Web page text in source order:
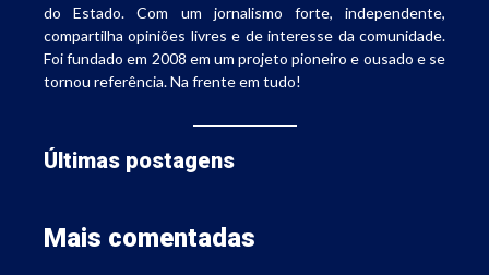
do Estado. Com um jornalismo forte, independente,
compartilha opiniões livres e de interesse da comunidade.
Foi fundado em 2008 em um projeto pioneiro e ousado e se
tornou referência. Na frente em tudo!
Últimas postagens
Mais comentadas